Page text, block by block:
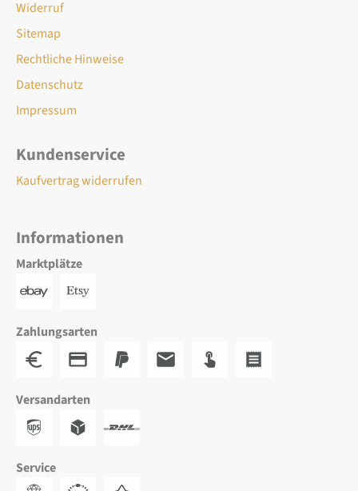
Widerruf
Sitemap
Rechtliche Hinweise
Datenschutz
Impressum
Kundenservice
Kaufvertrag widerrufen
Informationen
Marktplätze
Zahlungsarten
Versandarten
Service